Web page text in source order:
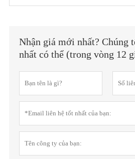
Nhận giá mới nhất? Chúng
nhất có thể (trong vòng 12